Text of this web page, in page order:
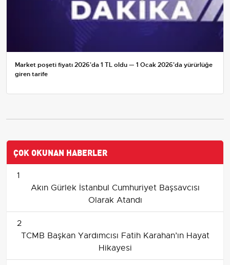
Market poşeti fiyatı 2026'da 1 TL oldu — 1 Ocak 2026'da yürürlüğe
giren tarife
ÇOK OKUNAN HABERLER
1
Akın Gürlek İstanbul Cumhuriyet Başsavcısı
Olarak Atandı
2
TCMB Başkan Yardımcısı Fatih Karahan’ın Hayat
Hikayesi